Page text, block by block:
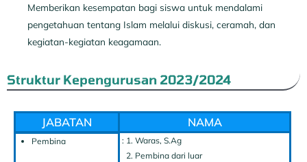
Memberikan kesempatan bagi siswa untuk mendalami
pengetahuan tentang Islam melalui diskusi, ceramah, dan
kegiatan-kegiatan keagamaan.
Struktur Kepengurusan 2023/2024
JABATAN
Pembina
NAMA
: 1. Waras, S.Ag
2. Pembina dari luar